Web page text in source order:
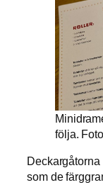
följa.
som de